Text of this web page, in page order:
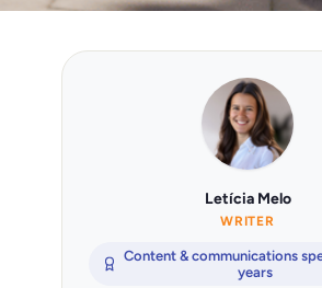
Letícia Melo
WRITER
Content & communications
years